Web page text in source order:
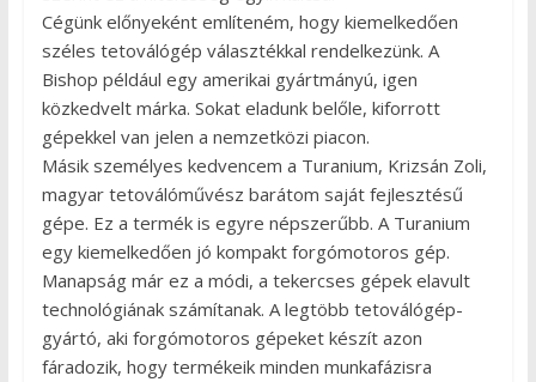
Cégünk előnyeként említeném, hogy kiemelkedően
széles tetoválógép választékkal rendelkezünk. A
Bishop például egy amerikai gyártmányú, igen
közkedvelt márka. Sokat eladunk belőle, kiforrott
gépekkel van jelen a nemzetközi piacon.
Másik személyes kedvencem a Turanium, Krizsán Zoli,
magyar tetoválóművész barátom saját fejlesztésű
gépe. Ez a termék is egyre népszerűbb. A Turanium
egy kiemelkedően jó kompakt forgómotoros gép.
Manapság már ez a módi, a tekercses gépek elavult
technológiának számítanak. A legtöbb tetoválógép-
gyártó, aki forgómotoros gépeket készít azon
fáradozik, hogy termékeik minden munkafázisra